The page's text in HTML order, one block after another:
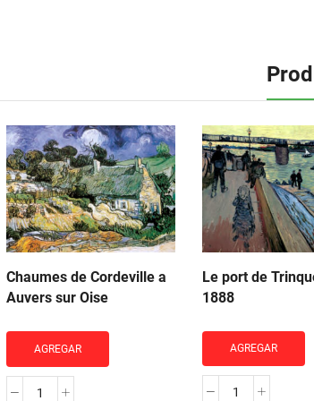
Chaumes de Cordeville a
Auvers sur Oise
AGREGAR
Le port de
1888
AGREGAR